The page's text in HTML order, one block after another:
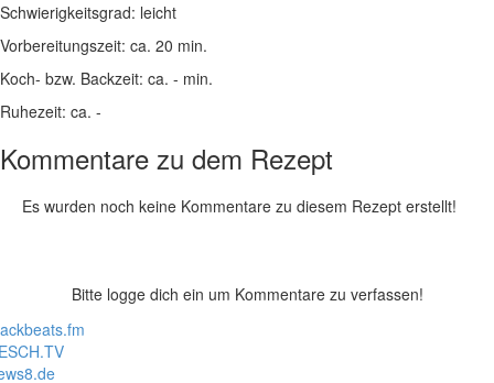
Schwierigkeitsgrad: leicht
Vorbereitungszeit: ca. 20 min.
Koch- bzw. Backzeit: ca. - min.
Ruhezeit: ca. -
Kommentare zu dem Rezept
Es wurden noch keine Kommentare zu diesem Rezept erstellt!
Bitte logge dich ein um Kommentare zu verfassen!